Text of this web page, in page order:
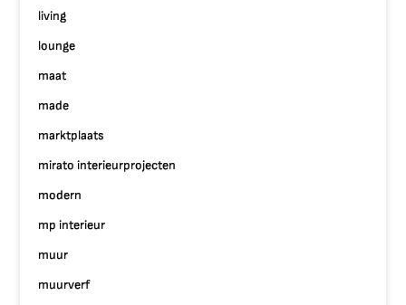
living
lounge
maat
made
marktplaats
mirato interieurprojecten
modern
mp interieur
muur
muurverf